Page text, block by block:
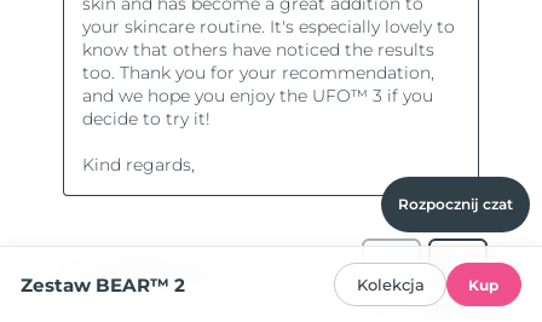
Rozpocznij czat
Zestaw BEAR™ 2 Kolekcja Kup